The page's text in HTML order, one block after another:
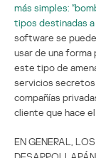
más simples:
tipos destinadas
software se
usar de una forma
este tipo de
servicios secretos
compañías
cliente que hace
EN GENERAL,